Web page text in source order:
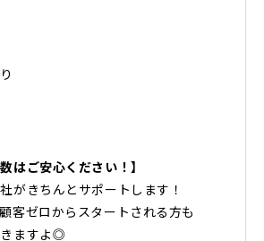
はご安心ください！】
がきちんとサポートします！
客ゼロからスタートされる方も
きますよ◎